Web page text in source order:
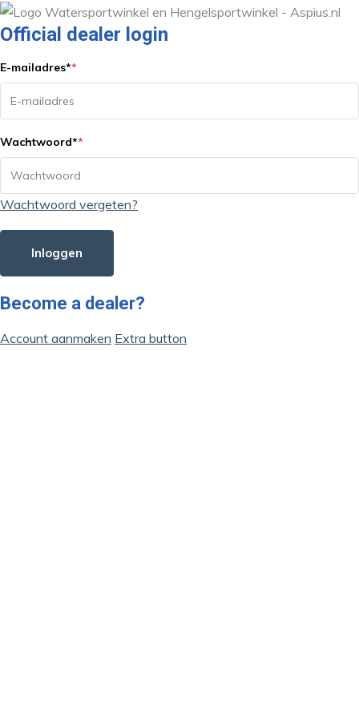
Official dealer login
E-mailadres**
Wachtwoord**
Wachtwoord vergeten?
Inloggen
Become a dealer?
Account aanmaken Extra button